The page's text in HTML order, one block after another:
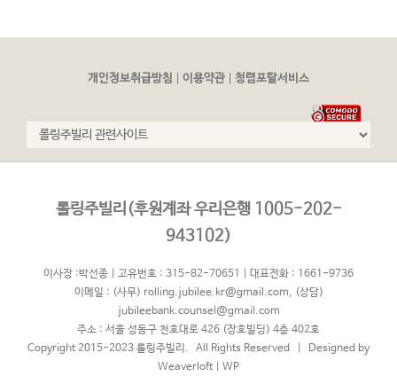
개인정보취급방침 이용약관 청렴포탈서비스
롤링주빌리(후원계좌 우리은행 1005-202-
943102)
이사장 :박선종 | 고유번호 : 315-82-70651 | 대표전화 : 1661-9736
이메일 : (사무) rolling.jubilee.kr@gmail.com, (상담)
jubileebank.counsel@gmail.com
주소 : 서울 성동구 천호대로 426 (장호빌딩) 4층 402호
Copyright 2015-2023 롤링주빌리. All Rights Reserved | Designed by
Weaverloft
WP